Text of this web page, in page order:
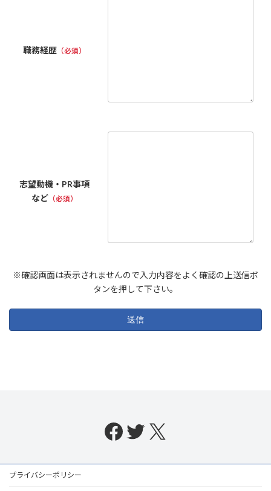
職務経歴（必須）
志望動機・PR事項
など（必須）
※確認画面は表示されませんので入力内容をよく確認の上送信ボ
タンを押して下さい。
Facebook
Twitter
X
プライバシーポリシー